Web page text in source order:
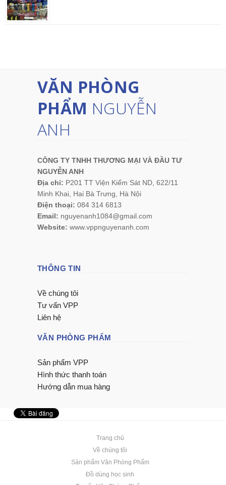
VĂN PHÒNG
PHẨM NGUYỄN
ANH
CÔNG TY TNHH THƯƠNG MẠI VÀ ĐẦU TƯ
NGUYỄN ANH
Địa chỉ: P201 TT Viện Kiểm Sát ND, 622/11
Minh Khai, Hai Bà Trưng, Hà Nội
Điện thoại: 084 314 6813
Email: nguyenanh1084@gmail.com
Website: www.vppnguyenanh.com
THÔNG TIN
Về chúng tôi
Tư vấn VPP
Liên hệ
VĂN PHÒNG PHẨM
Sản phẩm VPP
Hình thức thanh toán
Hướng dẫn mua hàng
Trang chủ
Về chúng tôi
Sản phẩm Văn Phòng Phẩm
Đồ dùng học sinh